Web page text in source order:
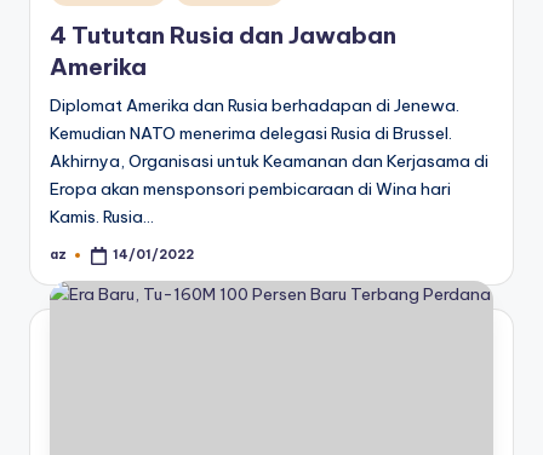
in
4 Tututan Rusia dan Jawaban
Amerika
Diplomat Amerika dan Rusia berhadapan di Jenewa.
Kemudian NATO menerima delegasi Rusia di Brussel.
Akhirnya, Organisasi untuk Keamanan dan Kerjasama di
Eropa akan mensponsori pembicaraan di Wina hari
Kamis. Rusia…
Posted
az 14/01/2022